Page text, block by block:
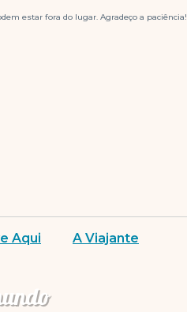
estar fora do lugar. Agradeço a paciência!
Aqui A Viajante